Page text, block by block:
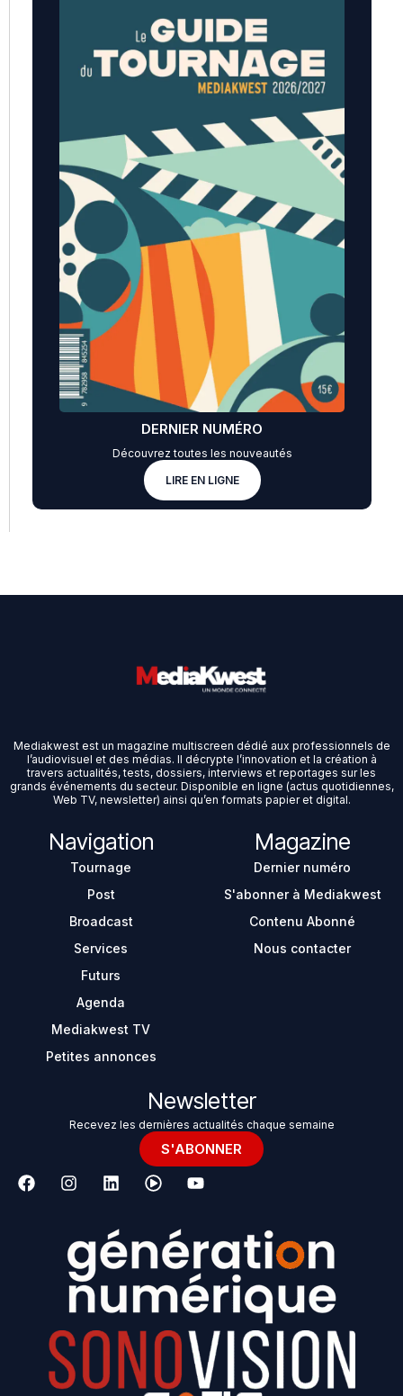
DERNIER NUMÉRO
Découvrez toutes les nouveautés
LIRE EN LIGNE
Mediakwest est un magazine multiscreen dédié aux professionnels de
l’audiovisuel et des médias. Il décrypte l’innovation et la création à
travers actualités, tests, dossiers, interviews et reportages sur les
grands événements du secteur. Disponible en ligne (actus quotidiennes,
Web TV, newsletter) ainsi qu’en formats papier et digital.
Navigation
Tournage
Post
Broadcast
Services
Futurs
Agenda
Mediakwest TV
Petites annonces
Magazine
Dernier numéro
S'abonner à Mediakwest
Contenu Abonné
Nous contacter
Newsletter
Recevez les dernières actualités chaque semaine
S'ABONNER